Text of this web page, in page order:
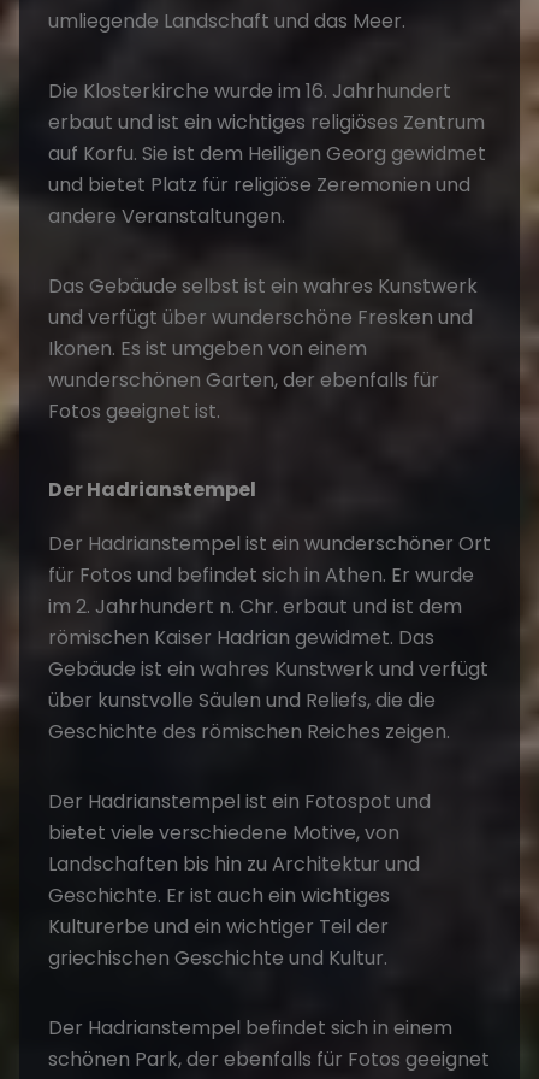
umliegende Landschaft und das Meer.
Die Klosterkirche wurde im 16. Jahrhundert
erbaut und ist ein wichtiges religiöses Zentrum
auf Korfu. Sie ist dem Heiligen Georg gewidmet
und bietet Platz für religiöse Zeremonien und
andere Veranstaltungen.
Das Gebäude selbst ist ein wahres Kunstwerk
und verfügt über wunderschöne Fresken und
Ikonen. Es ist umgeben von einem
wunderschönen Garten, der ebenfalls für
Fotos geeignet ist.
Der Hadrianstempel
Der Hadrianstempel ist ein wunderschöner Ort
für Fotos und befindet sich in Athen. Er wurde
im 2. Jahrhundert n. Chr. erbaut und ist dem
römischen Kaiser Hadrian gewidmet. Das
Gebäude ist ein wahres Kunstwerk und verfügt
über kunstvolle Säulen und Reliefs, die die
Geschichte des römischen Reiches zeigen.
Der Hadrianstempel ist ein Fotospot und
bietet viele verschiedene Motive, von
Landschaften bis hin zu Architektur und
Geschichte. Er ist auch ein wichtiges
Kulturerbe und ein wichtiger Teil der
griechischen Geschichte und Kultur.
Der Hadrianstempel befindet sich in einem
schönen Park, der ebenfalls für Fotos geeignet